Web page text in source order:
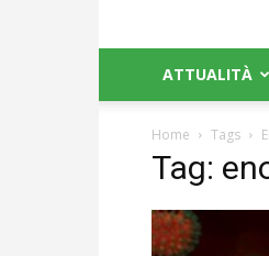
ATTUALITÀ
Home Tags
Tag: